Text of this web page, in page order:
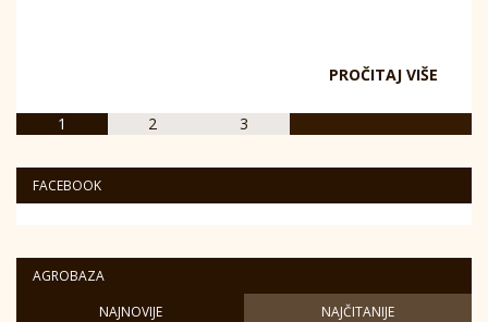
PROČITAJ VIŠE
1 2 3
FACEBOOK
AGROBAZA
NAJNOVIJE
NAJČITANIJE